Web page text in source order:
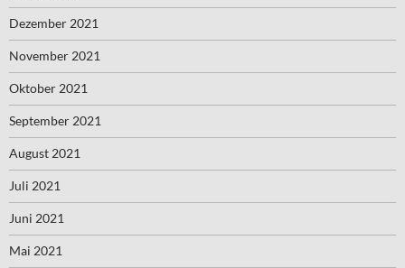
Dezember 2021
November 2021
Oktober 2021
September 2021
August 2021
Juli 2021
Juni 2021
Mai 2021